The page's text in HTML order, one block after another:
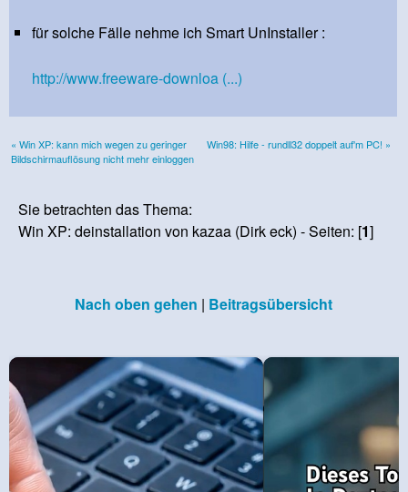
für solche Fälle nehme ich Smart UnInstaller:
http://www.freeware-downloa (...)
« Win XP: kann mich wegen zu geringer
Bildschirmauflösung nicht mehr einloggen
Win98: Hilfe - rundll32 doppelt auf'm PC! »
Sie betrachten das Thema:
Win XP: deinstallation von kazaa (Dirk eck) - Seiten: [1]
Nach oben gehen | Beitragsübersicht